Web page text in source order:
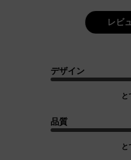
レビ
デザイン
品質